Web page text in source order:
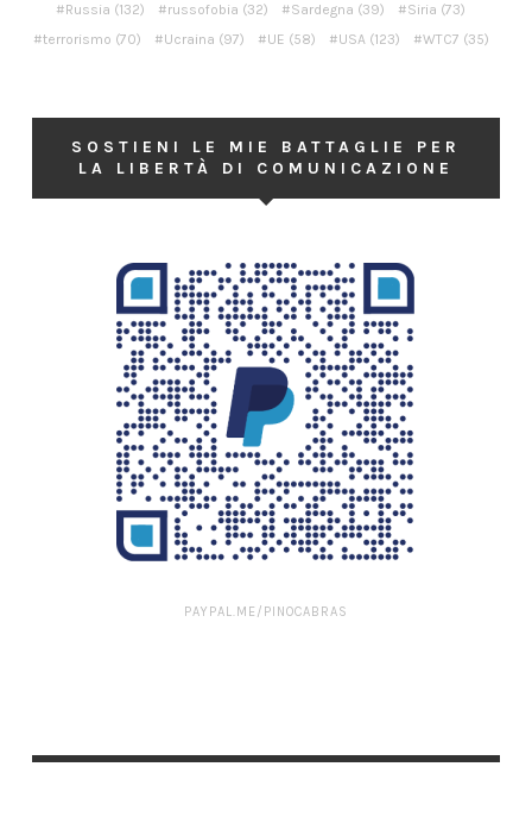
Russia (132) russofobia (32) Sardegna (39) Siria (73)
terrorismo (70) Ucraina (97) UE (58) USA(123) WTC7 (35)
SOSTIENI LE MIE BATTAGLIE PER
LA LIBERTÀ DI COMUNICAZIONE
PAYPAL.ME/PINOCABRAS